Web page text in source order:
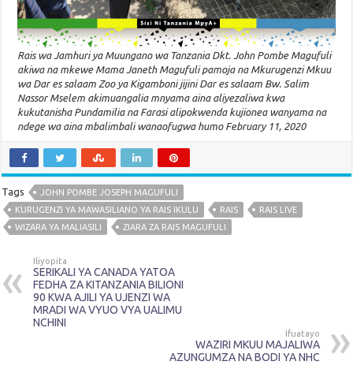
Rais wa Jamhuri ya Muungano wa Tanzania Dkt. John Pombe Magufuli
akiwa na mkewe Mama Janeth Magufuli pamoja na Mkurugenzi Mkuu
wa Dar es salaam Zoo ya Kigamboni jijini Dar es salaam Bw. Salim
Nassor Mselem akimuangalia mnyama aina aliyezaliwa kwa
kukutanisha Pundamilia na Farasi alipokwenda kujionea wanyama na
ndege wa aina mbalimbali wanaofugwa humo February 11, 2020
Tags
JOHN POMBE JOSEPH MAGUFULI
KURUGENZI YA MAWASILIANO YA RAIS IKULU
RAIS
RAIS LIVE
WIZARA YA MALIASILI
ZIARA ZA RAIS MAGUFULI
Iliyopita
SERIKALI YA CANADA YATOA
FEDHA ZA KITANZANIA BILIONI
90 KWA AJILI YA UJENZI WA
MRADI WA VYUO VYA UALIMU
NCHINI
Ifuatayo
WAZIRI MKUU MAJALIWA
AZUNGUMZA NA BODI YA NHC